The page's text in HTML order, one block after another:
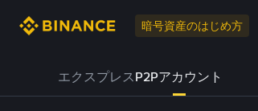
暗号資産のはじめ方
エクスプレスP2Pアカウント